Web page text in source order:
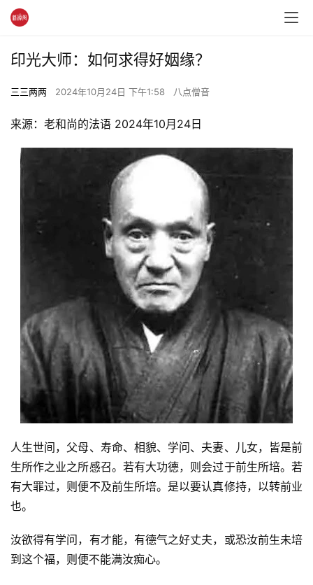
印光大师：如何求得好姻缘？
三三两两 2024年10月24日 下午1:58 八点僧音
来源：老和尚的法语 2024年10月24日
人生世间，父母、寿命、相貌、学问、夫妻、儿女，皆是前
生所作之业之所感召。若有大功德，则会过于前生所培。若
有大罪过，则便不及前生所培。是以要认真修持，以转前业
也。
汝欲得有学问，有才能，有德气之好丈夫，或恐汝前生未培
到这个福，则便不能满汝痴心。